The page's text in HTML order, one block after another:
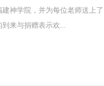
神学院，并为每位老师送上了
来与捐赠表示欢...